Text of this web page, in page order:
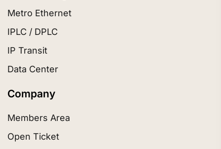
Metro Ethernet
IPLC / DPLC
IP Transit
Data Center
Company
Members Area
Open Ticket